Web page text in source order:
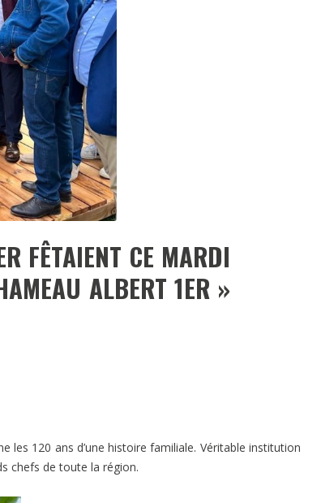
FÊTAIENT CE MARDI
ALBERT 1ER »
les 120 ans d’une histoire familiale. Véritable institution
chefs de toute la région.